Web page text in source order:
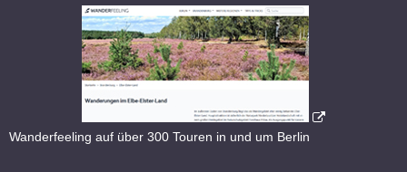
Wanderfeeling auf über 300 Touren in und um Berlin